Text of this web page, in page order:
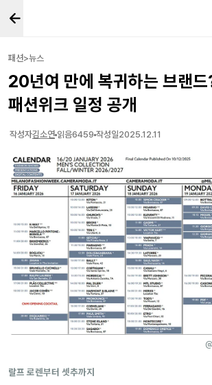
패션>뉴스
20년여 만에 복귀하는 브랜
패션위크 일정 공개
작성자김소연 읽음6459 작성일2025.12.11
랄프 로렌부터 셋추까지